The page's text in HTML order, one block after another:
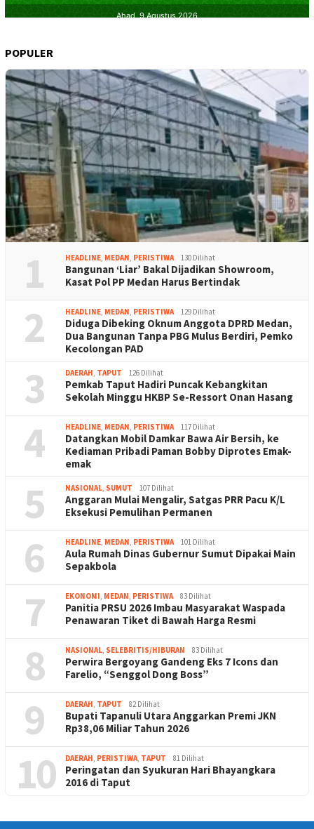
POPULER
1 HEADLINE MEDAN PERISTIWA 130 Dilihat
Bangunan ‘Liar’ Bakal Dijadikan Showroom,
Kasat Pol PP Medan Harus Bertindak
2 HEADLINE MEDAN PERISTIWA 129 Dilihat
Diduga Dibeking Oknum Anggota DPRD Medan,
Dua Bangunan Tanpa PBG Mulus Berdiri, Pemko
Kecolongan PAD
3 DAERAH TAPUT 126 Dilihat
Pemkab Taput Hadiri Puncak Kebangkitan
Sekolah Minggu HKBP Se-Ressort Onan Hasang
4 HEADLINE MEDAN PERISTIWA 117 Dilihat
Datangkan Mobil Damkar Bawa Air Bersih, ke
Kediaman Pribadi Paman Bobby Diprotes Emak-
emak
5 NASIONAL SUMUT 107 Dilihat
Anggaran Mulai Mengalir, Satgas PRR Pacu K/L
Eksekusi Pemulihan Permanen
6 HEADLINE MEDAN PERISTIWA 101 Dilihat
Aula Rumah Dinas Gubernur Sumut Dipakai Main
Sepakbola
7 EKONOMI MEDAN PERISTIWA 83 Dilihat
Panitia PRSU 2026 Imbau Masyarakat Waspada
Penawaran Tiket di Bawah Harga Resmi
8 NASIONAL SELEBRITIS/HIBURAN 83 Dilihat
Perwira Bergoyang Gandeng Eks 7 Icons dan
Farelio, “Senggol Dong Boss”
9 DAERAH TAPUT 82 Dilihat
Bupati Tapanuli Utara Anggarkan Premi JKN
Rp38,06 Miliar Tahun 2026
10 DAERAH PERISTIWA TAPUT 81 Dilihat
Peringatan dan Syukuran Hari Bhayangkara
2016 di Taput